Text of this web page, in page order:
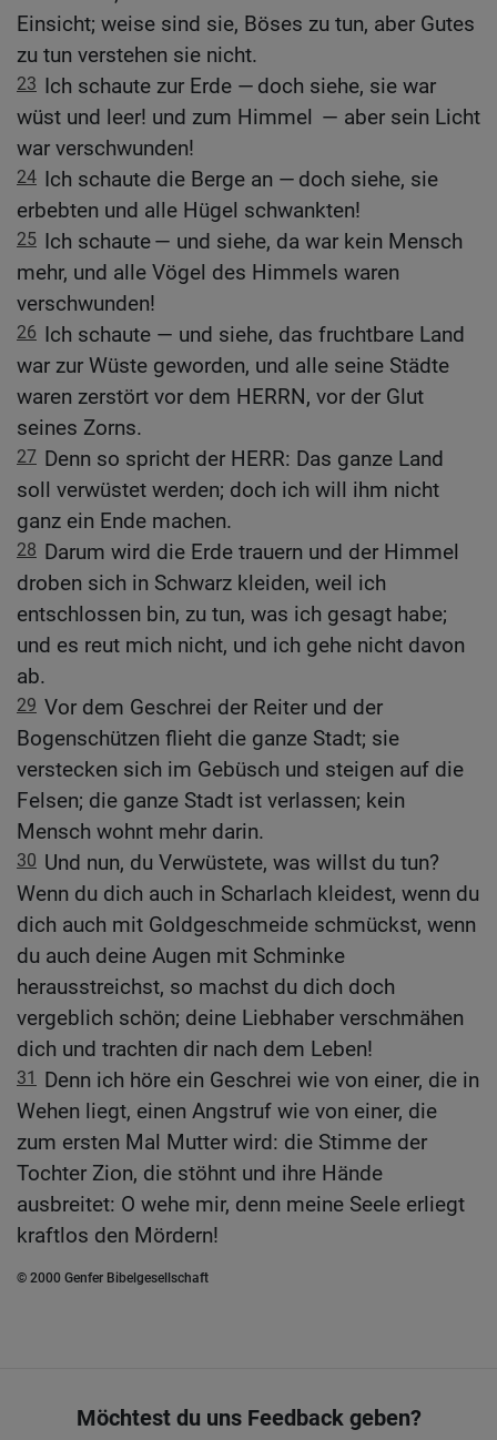
Einsicht; weise sind sie, Böses zu tun, aber Gutes
zu tun verstehen sie nicht.
23 Ich schaute zur Erde — doch siehe, sie war
wüst und leer! und zum Himmel — aber sein Licht
war verschwunden!
24 Ich schaute die Berge an — doch siehe, sie
erbebten und alle Hügel schwankten!
25 Ich schaute — und siehe, da war kein Mensch
mehr, und alle Vögel des Himmels waren
verschwunden!
26 Ich schaute — und siehe, das fruchtbare Land
war zur Wüste geworden, und alle seine Städte
waren zerstört vor dem HERRN, vor der Glut
seines Zorns.
27 Denn so spricht der HERR: Das ganze Land
soll verwüstet werden; doch ich will ihm nicht
ganz ein Ende machen.
28 Darum wird die Erde trauern und der Himmel
droben sich in Schwarz kleiden, weil ich
entschlossen bin, zu tun, was ich gesagt habe;
und es reut mich nicht, und ich gehe nicht davon
ab.
29 Vor dem Geschrei der Reiter und der
Bogenschützen flieht die ganze Stadt; sie
verstecken sich im Gebüsch und steigen auf die
Felsen; die ganze Stadt ist verlassen; kein
Mensch wohnt mehr darin.
30 Und nun, du Verwüstete, was willst du tun?
Wenn du dich auch in Scharlach kleidest, wenn du
dich auch mit Goldgeschmeide schmückst, wenn
du auch deine Augen mit Schminke
herausstreichst, so machst du dich doch
vergeblich schön; deine Liebhaber verschmähen
dich und trachten dir nach dem Leben!
31
Denn ich höre ein Geschrei wie von einer, die in
Wehen liegt, einen Angstruf wie von einer, die
zum ersten Mal Mutter wird: die Stimme der
Tochter Zion, die stöhnt und ihre Hände
ausbreitet: O wehe mir, denn meine Seele erliegt
kraftlos den Mördern!
© 2000 Genfer Bibelgesellschaft
Möchtest du uns Feedback geben?